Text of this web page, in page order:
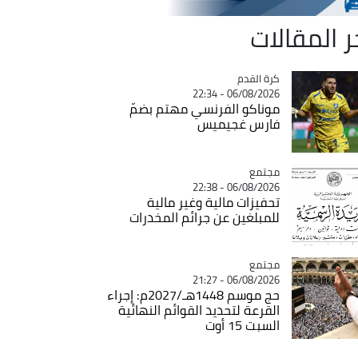
المقالات
Catégorie
كرة القدم
06/08/2026 - 22:34
موناكو الفرنسي مهتم بضمّ
فارس غجيميس
Catégorie
مجتمع
06/08/2026 - 22:38
تحفيزات مالية وغير مالية
للمبلغين عن جرائم المخدرات
Catégorie
مجتمع
06/08/2026 - 21:27
حج موسم 1448هـ/2027م: إجراء
القرعة لتحديد القوائم النهائية
السبت 15 أوت